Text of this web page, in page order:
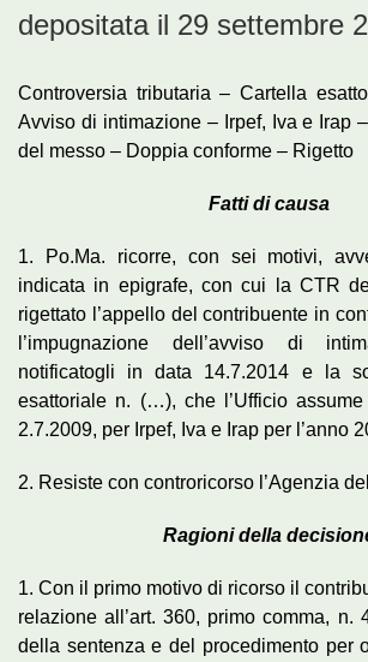
depositata il 29 settembre
Controversia tributaria – Cartella
Avviso di intimazione – Irpef, Iva e Irap
del messo – Doppia conforme – Rigetto
Fatti di causa
1. Po.Ma. ricorre, con sei motivi,
indicata in epigrafe, con cui la CTR
rigettato l’appello del contribuente in
l’impugnazione dell’avviso di
notificatogli in data 14.7.2014 e la
esattoriale n. (…), che l’Ufficio
2.7.2009, per Irpef, Iva e Irap per l’anno
2. Resiste con controricorso l’Agenzia
Ragioni della
1. Con il primo motivo di ricorso il
relazione all’art. 360, primo comma, n.
della sentenza e del procedimento per